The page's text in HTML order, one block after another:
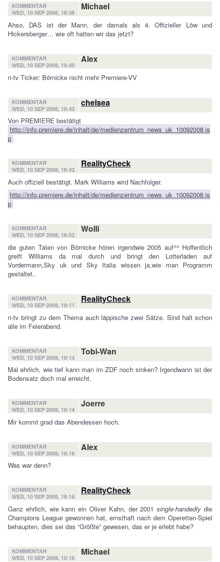
KOMMENTAR
WED, 10 SEP 2008, 18:38
Michael
Ahso, DAS ist der Mann, der damals als 4. Offizieller Löw und
Hickersberger… wie oft hatten wir das jetzt?
KOMMENTAR
WED, 10 SEP 2008, 18:40
Alex
n-tv Ticker: Börnicke nicht mehr Premiere-VV
KOMMENTAR
WED, 10 SEP 2008, 18:42
chelsea
Von PREMIERE bestätigt
http://info.premiere.de/inhalt/de/medienzentrum_news_uk_10092008.js
p
KOMMENTAR
WED, 10 SEP 2008, 18:42
RealityCheck
Auch offiziell bestätigt. Mark Williams wird Nachfolger.
http://info.premiere.de/inhalt/de/medienzentrum_news_uk_10092008.js
p
KOMMENTAR
WED, 10 SEP 2008, 18:52
Wolli
die guten Taten von Börnicke hören irgendwie 2005 auf^^ Hoffentlich
greift Williams da mal durch und bringt den Lotterladen auf
Vordermann,Sky uk und Sky Italia wissen ja,wie man Programm
gestaltet..
KOMMENTAR
WED, 10 SEP 2008, 19:11
RealityCheck
n-tv bringt zu dem Thema auch läppische zwei Sätze. Sind halt schon
alle im Feierabend.
KOMMENTAR
WED, 10 SEP 2008, 19:14
Tobi-Wan
Mal ehrlich, wie tief kann man im ZDF noch sinken? Irgendwann ist der
Bodensatz doch mal erreicht.
KOMMENTAR
WED, 10 SEP 2008, 19:14
Joerre
Mir kommt grad das Abendessen hoch.
KOMMENTAR
WED, 10 SEP 2008, 19:16
Alex
Was war denn?
KOMMENTAR
WED, 10 SEP 2008, 19:16
RealityCheck
Ganz ehrlich, wie kann ein Oliver Kahn, der 2001single-handedly die
Champions League gewonnen hat, ernsthaft nach dem Operetten-Spiel
behaupten, dies sei das “Größte” gewesen, das er je erlebt habe?
KOMMENTAR
WED, 10 SEP 2008, 19:16
Michael